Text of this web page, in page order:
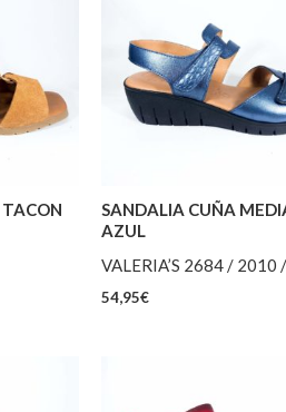
SANDALIA CUÑA
AZUL
VALERIA’S 2684 / 2010
54,95€